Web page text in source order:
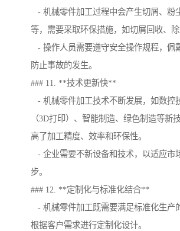
- 机械零件加工过程中会产生切屑、粉
等，需要采取环保措施，如切屑回收、除
- 操作人员需要遵守安全操作规程，佩
防止事故的发生。
### 11. **技术更新快**
- 机械零件加工技术不断发展，如数控
（3D打印）、智能制造、绿色制造等新
高了加工精度、效率和环保性。
- 企业需要不新设备和技术，以适应市
步。
### 12. **定制化与标准化结合**
- 机械零件加工既需要满足标准化生产
根据客户需求进行定制化设计。